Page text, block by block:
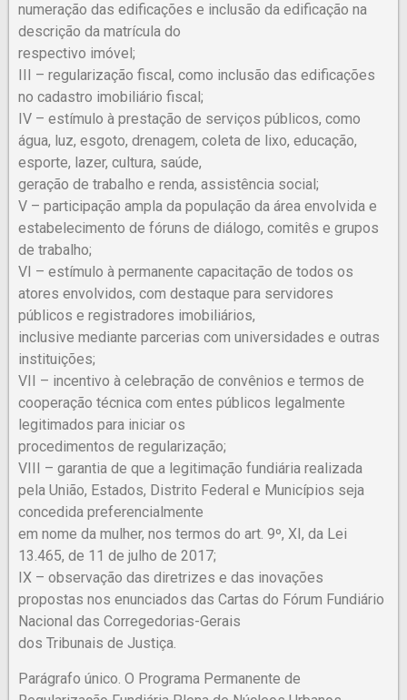
numeração das edificações e inclusão da edificação na
descrição da matrícula do
respectivo imóvel;
III – regularização fiscal, como inclusão das edificações
no cadastro imobiliário fiscal;
IV – estímulo à prestação de serviços públicos, como
água, luz, esgoto, drenagem, coleta de lixo, educação,
esporte, lazer, cultura, saúde,
geração de trabalho e renda, assistência social;
V – participação ampla da população da área envolvida e
estabelecimento de fóruns de diálogo, comitês e grupos
de trabalho;
VI – estímulo à permanente capacitação de todos os
atores envolvidos, com destaque para servidores
públicos e registradores imobiliários,
inclusive mediante parcerias com universidades e outras
instituições;
VII – incentivo à celebração de convênios e termos de
cooperação técnica com entes públicos legalmente
legitimados para iniciar os
procedimentos de regularização;
VIII – garantia de que a legitimação fundiária realizada
pela União, Estados, Distrito Federal e Municípios seja
concedida preferencialmente
em nome da mulher, nos termos do art. 9º, XI, da Lei
13.465, de 11 de julho de 2017;
IX – observação das diretrizes e das inovações
propostas nos enunciados das Cartas do Fórum Fundiário
Nacional das Corregedorias-Gerais
dos Tribunais de Justiça.
Parágrafo único. O Programa Permanente de